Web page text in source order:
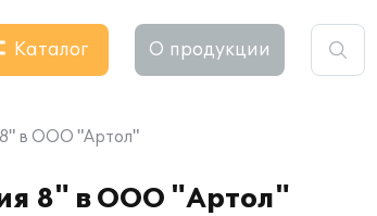
Каталог О продукции
8" в ООО "Артол"
8" в ООО "Артол"